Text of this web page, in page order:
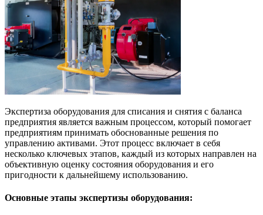
Экспертиза оборудования для списания и снятия с баланса
предприятия является важным процессом, который помогает
предприятиям принимать обоснованные решения по
управлению активами. Этот процесс включает в себя
несколько ключевых этапов, каждый из которых направлен на
объективную оценку состояния оборудования и его
пригодности к дальнейшему использованию.
Основные этапы экспертизы оборудования: